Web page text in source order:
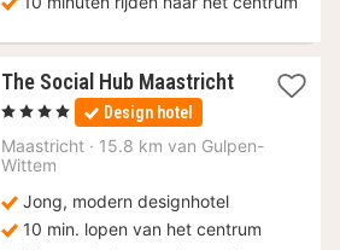
The Social Hub Maastricht
1
nacht
vanaf
94
, 4 Sterren Design hotel
Maastricht · 15.8 km van Gulpen-
Wittem
Jong, modern designhotel
10 min. lopen van het centrum